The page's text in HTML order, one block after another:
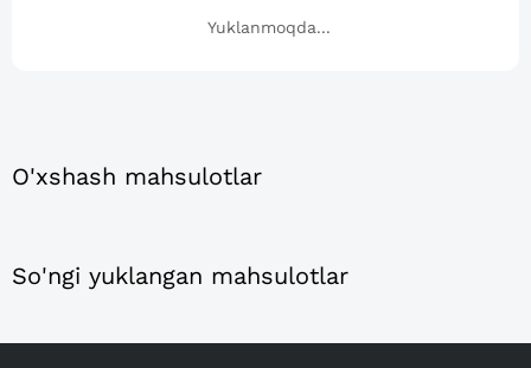
Yuklanmoqda...
O'xshash mahsulotlar
So'ngi yuklangan mahsulotlar